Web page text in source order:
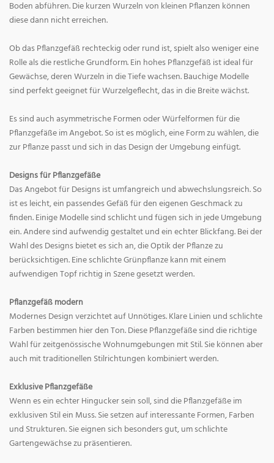
Boden abführen. Die kurzen Wurzeln von kleinen Pflanzen können
diese dann nicht erreichen.
Ob das Pflanzgefäß rechteckig oder rund ist, spielt also weniger eine
Rolle als die restliche Grundform. Ein hohes Pflanzgefäß ist ideal für
Gewächse, deren Wurzeln in die Tiefe wachsen. Bauchige Modelle
sind perfekt geeignet für Wurzelgeflecht, das in die Breite wächst.
Es sind auch asymmetrische Formen oder Würfelformen für die
Pflanzgefäße im Angebot. So ist es möglich, eine Form zu wählen, die
zur Pflanze passt und sich in das Design der Umgebung einfügt.
Designs für Pflanzgefäße
Das Angebot für Designs ist umfangreich und abwechslungsreich. So
ist es leicht, ein passendes Gefäß für den eigenen Geschmack zu
finden. Einige Modelle sind schlicht und fügen sich in jede Umgebung
ein. Andere sind aufwendig gestaltet und ein echter Blickfang. Bei der
Wahl des Designs bietet es sich an, die Optik der Pflanze zu
berücksichtigen. Eine schlichte Grünpflanze kann mit einem
aufwendigen Topf richtig in Szene gesetzt werden.
Pflanzgefäß modern
Modernes Design verzichtet auf Unnötiges. Klare Linien und schlichte
Farben bestimmen hier den Ton. Diese Pflanzgefäße sind die richtige
Wahl für zeitgenössische Wohnumgebungen mit Stil. Sie können aber
auch mit traditionellen Stilrichtungen kombiniert werden.
Exklusive Pflanzgefäße
Wenn es ein echter Hingucker sein soll, sind die Pflanzgefäße im
exklusiven Stil ein Muss. Sie setzen auf interessante Formen, Farben
und Strukturen. Sie eignen sich besonders gut, um schlichte
Gartengewächse zu präsentieren.